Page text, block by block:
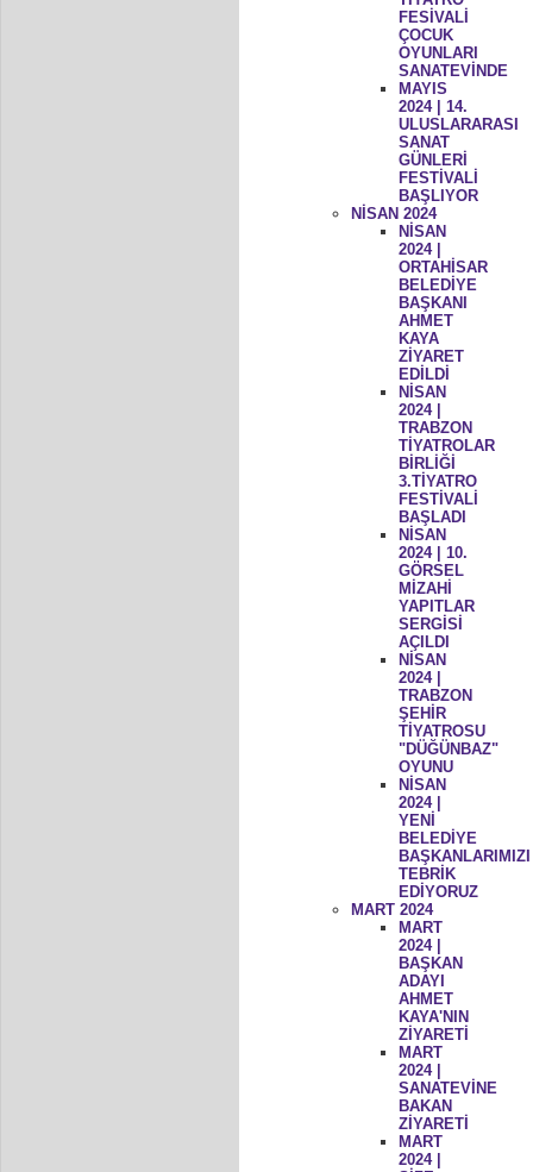
FESİVALİ
ÇOCUK
OYUNLARI
SANATEVİNDE
MAYIS
2024 | 14.
ULUSLARARASI
SANAT
GÜNLERİ
FESTİVALİ
BAŞLIYOR
NİSAN 2024
NİSAN
2024 |
ORTAHİSAR
BELEDİYE
BAŞKANI
AHMET
KAYA
ZİYARET
EDİLDİ
NİSAN
2024 |
TRABZON
TİYATROLAR
BİRLİĞİ
3.TİYATRO
FESTİVALİ
BAŞLADI
NİSAN
2024 | 10.
GÖRSEL
MİZAHİ
YAPITLAR
SERGİSİ
AÇILDI
NİSAN
2024 |
TRABZON
ŞEHİR
TİYATROSU
"DÜĞÜNBAZ"
OYUNU
NİSAN
2024 |
YENİ
BELEDİYE
BAŞKANLARIMIZI
TEBRİK
EDİYORUZ
MART 2024
MART
2024 |
BAŞKAN
ADAYI
AHMET
KAYA'NIN
ZİYARETİ
MART
2024 |
SANATEVİNE
BAKAN
ZİYARETİ
MART
2024 |